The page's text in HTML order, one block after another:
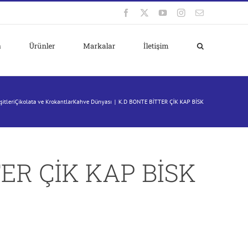
Facebook YouTubeInstagram
E-
Ürünler Markalar İletişim
Çikolata ve KrokantlarKahve Dünyası K.D BONTE BİTTER ÇİK KAP BİSK
ÇİK KAP BİSK